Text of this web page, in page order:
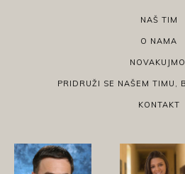
NAŠ TIM
O NAMA
PRIDRUŽI SE NAŠEM TIMU,
KONTAKT